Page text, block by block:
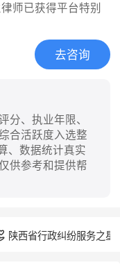
师已获得平台特别
去咨询
分、执业年限、
合活跃度入选整
、数据统计真实
供参考和提供帮
陕西省行政纠纷服务之星